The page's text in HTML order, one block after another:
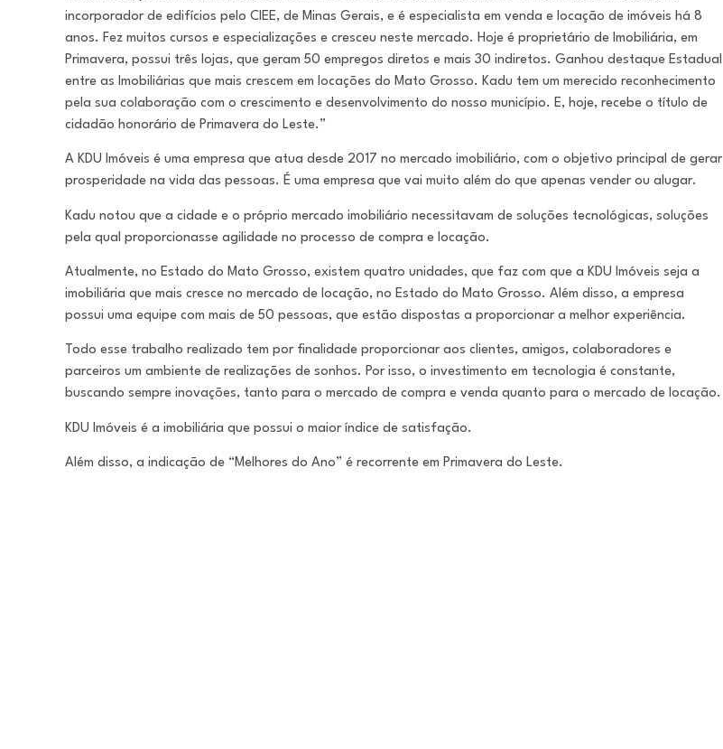
incorporador de edifícios pelo CIEE, de Minas Gerais, e é especialista em venda e locação de imóveis há 8
anos. Fez muitos cursos e especializações e cresceu neste mercado. Hoje é proprietário de Imobiliária, em
Primavera, possui três lojas, que geram 50 empregos diretos e mais 30 indiretos. Ganhou destaque Estadual
entre as Imobiliárias que mais crescem em locações do Mato Grosso. Kadu tem um merecido reconhecimento
pela sua colaboração com o crescimento e desenvolvimento do nosso município. E, hoje, recebe o título de
cidadão honorário de Primavera do Leste.”
A KDU Imóveis é uma empresa que atua desde 2017 no mercado imobiliário, com o objetivo principal de gerar
prosperidade na vida das pessoas. É uma empresa que vai muito além do que apenas vender ou alugar.
Kadu notou que a cidade e o próprio mercado imobiliário necessitavam de soluções tecnológicas, soluções
pela qual proporcionasse agilidade no processo de compra e locação.
Atualmente, no Estado do Mato Grosso, existem quatro unidades, que faz com que a KDU Imóveis seja a
imobiliária que mais cresce no mercado de locação, no Estado do Mato Grosso. Além disso, a empresa
possui uma equipe com mais de 50 pessoas, que estão dispostas a proporcionar a melhor experiência.
Todo esse trabalho realizado tem por finalidade proporcionar aos clientes, amigos, colaboradores e
parceiros um ambiente de realizações de sonhos. Por isso, o investimento em tecnologia é constante,
buscando sempre inovações, tanto para o mercado de compra e venda quanto para o mercado de locação.
KDU Imóveis é a imobiliária que possui o maior índice de satisfação.
Além disso, a indicação de “Melhores do Ano” é recorrente em Primavera do Leste.